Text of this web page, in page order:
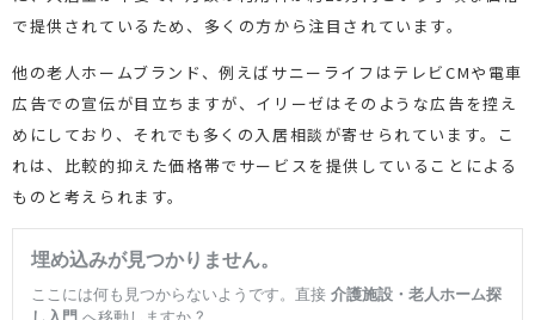
で提供されているため、多くの方から注目されています。
他の老人ホームブランド、例えばサニーライフはテレビCMや電車
広告での宣伝が目立ちますが、イリーゼはそのような広告を控え
めにしており、それでも多くの入居相談が寄せられています。こ
れは、比較的抑えた価格帯でサービスを提供していることによる
ものと考えられます。